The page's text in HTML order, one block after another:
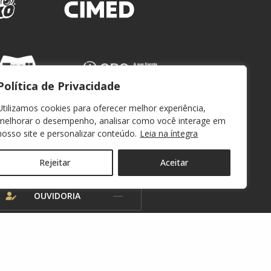
de Privacidade
cookies para oferecer melhor experiência,
o desempenho, analisar como você interage em
site e personalizar conteúdo. Leia na íntegra
Rejeitar Aceitar
WEBMAIL
OUVIDORIA